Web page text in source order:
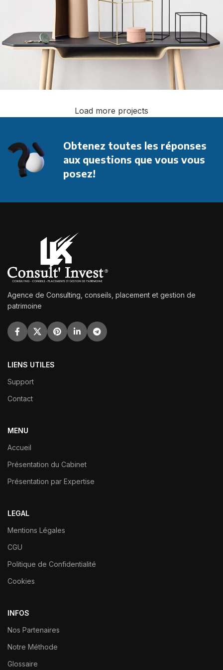
Leo uteu ullamcorperLoad more projects
Obtenez toutes les réponses
aux questions que vous vous
posez!
Agence de Consulting, conseils, placement et gestion de
patrimoine
LIENS UTILES
Support
Contact
MENU
Accueil
Présentation du Cabinet
Présentation par Expertise
LEGAL
Mentions Légales
CGU
Politique de Confidentialité
Cookies
INFOS
Nos Partenaires
Notre Méthode
Glossaire